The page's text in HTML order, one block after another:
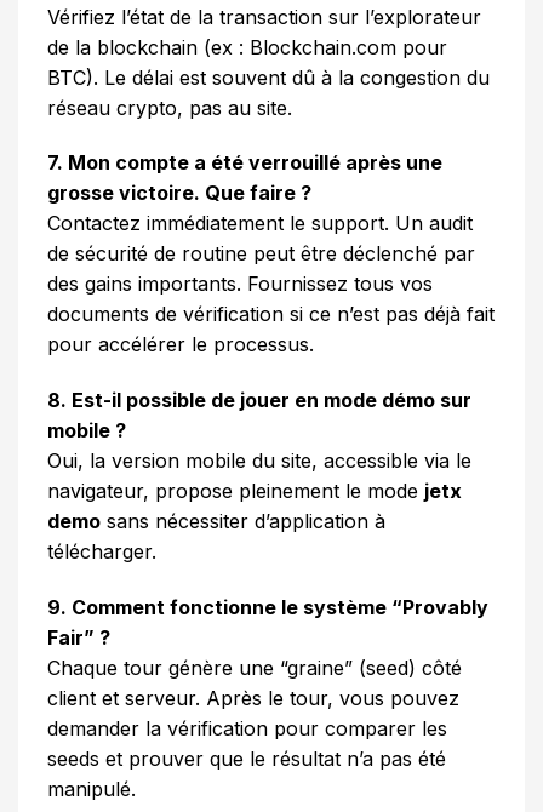
Vérifiez l’état de la transaction sur l’explorateur
de la blockchain (ex : Blockchain.com pour
BTC). Le délai est souvent dû à la congestion du
réseau crypto, pas au site.
7. Mon compte a été verrouillé après une
grosse victoire. Que faire ?
Contactez immédiatement le support. Un audit
de sécurité de routine peut être déclenché par
des gains importants. Fournissez tous vos
documents de vérification si ce n’est pas déjà fait
pour accélérer le processus.
8. Est-il possible de jouer en mode démo sur
mobile ?
Oui, la version mobile du site, accessible via le
navigateur, propose pleinement le mode jetx
demo sans nécessiter d’application à
télécharger.
9. Comment fonctionne le système “Provably
Fair” ?
Chaque tour génère une “graine” (seed) côté
client et serveur. Après le tour, vous pouvez
demander la vérification pour comparer les
seeds et prouver que le résultat n’a pas été
manipulé.